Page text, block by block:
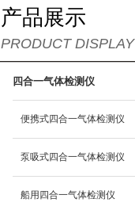
产品展示
PRODUCT DISPLAY
四合一气体检测仪
便携式四合一气体检测仪
泵吸式四合一气体检测仪
船用四合一气体检测仪